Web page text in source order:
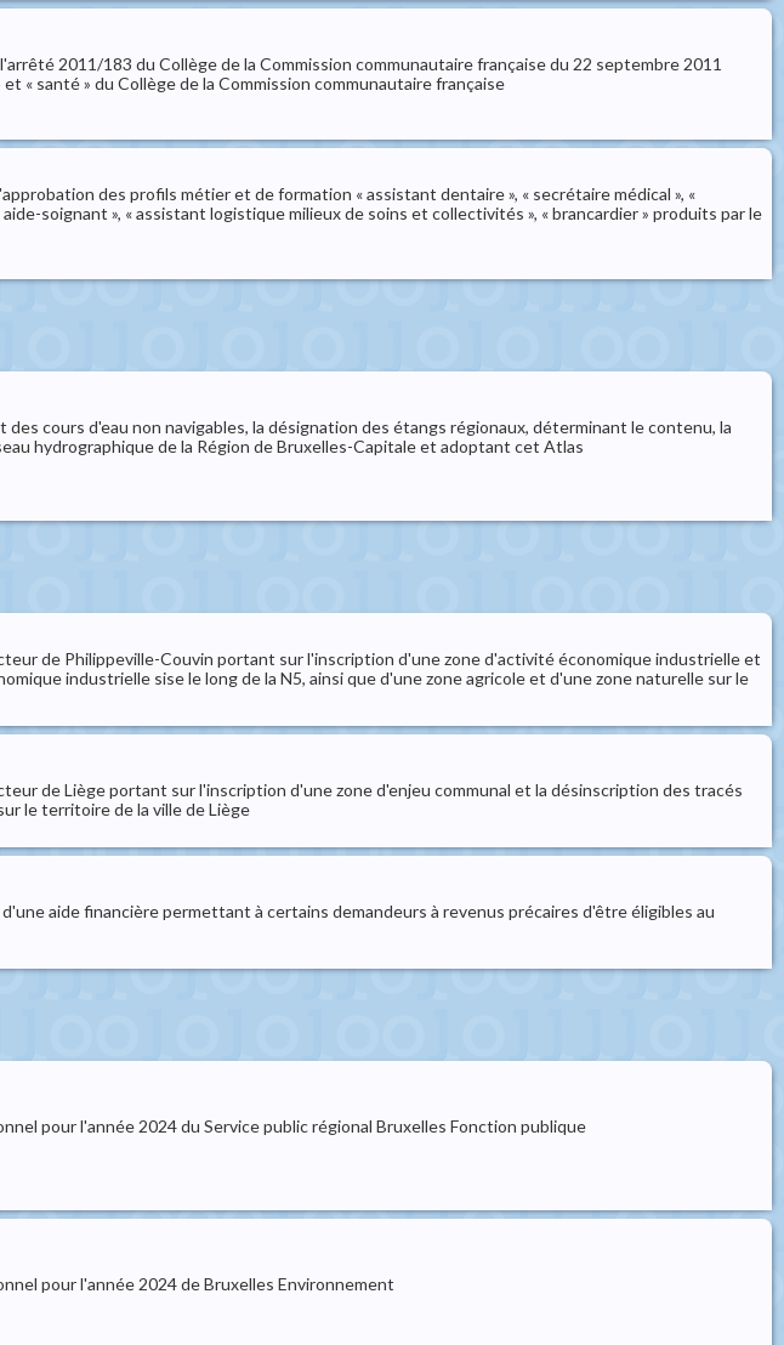
2011/183 du Collège de la Commission communautaire française du 22 septembre 2011
« santé » du Collège de la Commission communautaire française
des profils métier et de formation « assistant dentaire », « secrétaire médical », «
soignant », « assistant logistique milieux de soins et collectivités », « brancardier » produits par le
cours d'eau non navigables, la désignation des étangs régionaux, déterminant le contenu, la
hydrographique de la Région de Bruxelles-Capitale et adoptant cet Atlas
de Philippeville-Couvin portant sur l'inscription d'une zone d'activité économique industrielle et
industrielle sise le long de la N5, ainsi que d'une zone agricole et d'une zone naturelle sur le
de Liège portant sur l'inscription d'une zone d'enjeu communal et la désinscription des tracés
le territoire de la ville de Liège
aide financière permettant à certains demandeurs à revenus précaires d'être éligibles au
pour l'année 2024 du Service public régional Bruxelles Fonction publique
pour l'année 2024 de Bruxelles Environnement